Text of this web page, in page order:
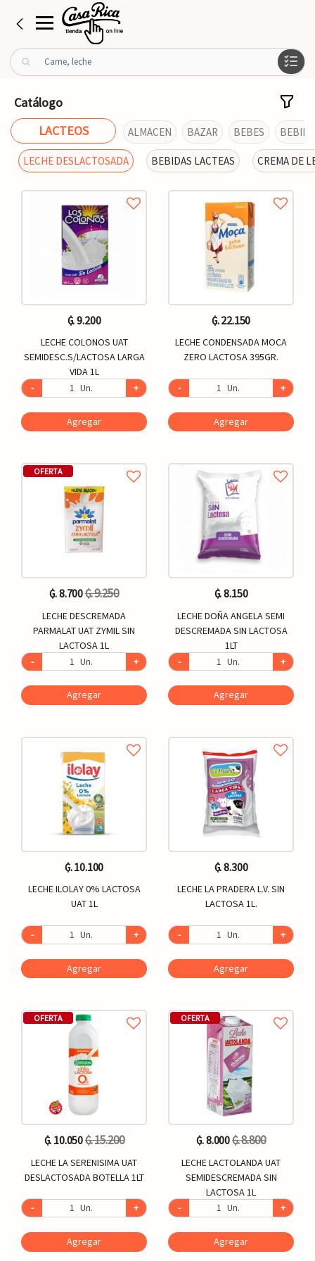
B
u
r
p
Catálogo
LACTEOS
ALMACEN BAZAR BEBES
LECHE DESLACTOSADA BEBIDAS LACTEAS CREMA DE
₲. 9.200
LECHE COLONOS UAT
SEMIDESC.S/LACTOSA LARGA
VIDA 1L
-
Un. +
Agregar
₲. 22.150
LECHE CONDENSADA MOCA
ZERO LACTOSA 395GR.
- Un. +
Agregar
OFERTA
₲. 8.700₲. 9.250
LECHE DESCREMADA
PARMALAT UAT ZYMIL SIN
LACTOSA 1L
-
Un. +
Agregar
₲. 8.150
LECHE DOÑA ANGELA SEMI
DESCREMADA SIN LACTOSA
1LT
-
Un. +
Agregar
₲. 10.100
LECHE ILOLAY 0% LACTOSA
UAT 1L
- Un. +
Agregar
₲. 8.300
LECHE LA PRADERA L.V. SIN
LACTOSA 1L.
- Un. +
Agregar
OFERTA
₲. 10.050₲. 15.200
LECHE LA SERENISIMA UAT
DESLACTOSADA BOTELLA 1LT
- Un. +
Agregar
OFERTA
₲. 8.000₲. 8.800
LECHE LACTOLANDA UAT
SEMIDESCREMADA SIN
LACTOSA 1L
-
Un. +
Agregar